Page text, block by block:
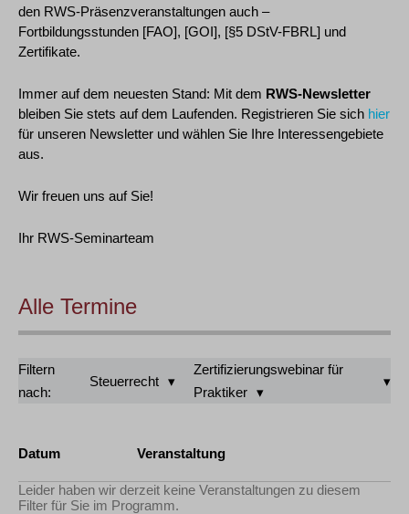
den RWS-Präsenzveranstaltungen auch –
Fortbildungsstunden [FAO], [GOI], [§5 DStV-FBRL] und
Zertifikate.
Immer auf dem neuesten Stand: Mit dem RWS-Newsletter
bleiben Sie stets auf dem Laufenden. Registrieren Sie sich hier
für unseren Newsletter und wählen Sie Ihre Interessengebiete
aus.
Wir freuen uns auf Sie!
Ihr RWS-Seminarteam
Alle Termine
Filtern
nach:
Steuerrecht
Zertifizierungswebinar für
Praktiker
Datum Veranstaltung
Leider haben wir derzeit keine Veranstaltungen zu diesem
Filter für Sie im Programm.